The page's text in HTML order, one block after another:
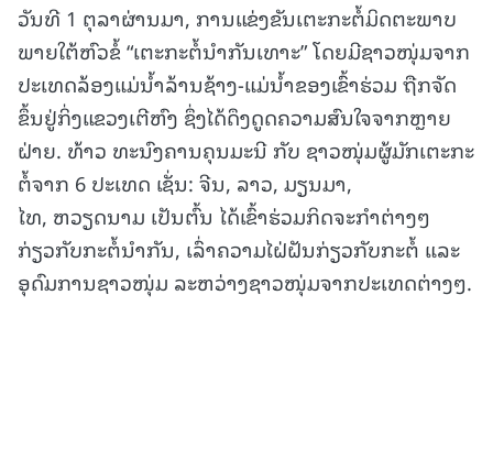
ວັນທີ 1 ຕຸລາ​ຜ່ານມາ, ການ​ແຂ່ງ​ຂັນເຕະກະຕໍ້ມິດ​ຕະ​ພາບ
ພາຍໃຕ້​ຫົວ​ຂໍ້ “ເຕະກະຕໍ້ນໍາກັນເທາະ” ໂດຍມີຊາວໜຸ່ມຈາກ
ປະເທດ​ລ້ອງແມ່ນໍ້າລ້ານຊ້າງ-ແມ່ນໍ້າຂອງເຂົ້າຮ່ວມ ຖືກຈັດ
ຂຶ້ນຢູ່ກິ່ງແຂວງເຕີຫົງ ຊຶ່ງໄດ້ດຶງດູດຄວາມສົນໃຈຈາກຫຼາຍ
ຝ່າຍ. ທ້າວ ທະນົງຄານຄຸນມະນີ ກັບ ​ຊາວໜຸ່ມຜູ້ມັກ​ເຕະກະ
ຕໍ້ຈາກ 6 ປະ​ເທດ ເຊັ່ນ: ຈີນ, ລາວ, ມຽນມາ,
ໄທ, ຫວຽດນາມ ເປັນ​ຕົ້ນ ໄດ້ເຂົ້າຮ່ວມກິດຈະກໍາຕ່າງໆ
ກ່ຽວກັບກະຕໍ້ນໍາກັນ, ເລົ່າຄວາມ​ໄຝ່​ຝັນ​ກ່ຽວ​ກັບກະຕໍ້ ​ແລະ ​
ອຸ​ດົມ​ການ​ຊາວໜຸ່ມ ລະຫວ່າງ​ຊາວໜຸ່ມຈາກປະເທດຕ່າງໆ.